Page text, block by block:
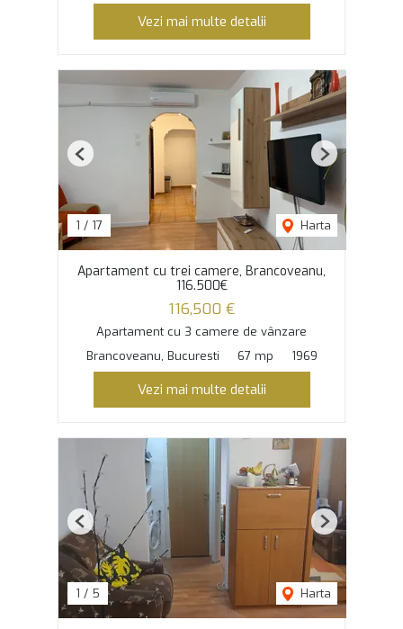
Vezi mai multe detalii
1 / 17 Harta
Previous Next
Apartament cu trei camere, Brancoveanu,
116.500€
116,500 €
Apartament cu 3 camere de vânzare
Brancoveanu, Bucuresti
67 mp 1969
Vezi mai multe detalii
1 / 5 Harta
Previous Next